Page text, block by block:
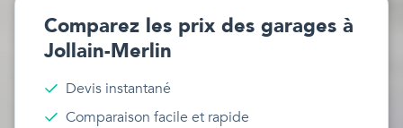
Comparez les prix des garages à
Jollain-Merlin
Devis instantané
Comparaison facile et rapide